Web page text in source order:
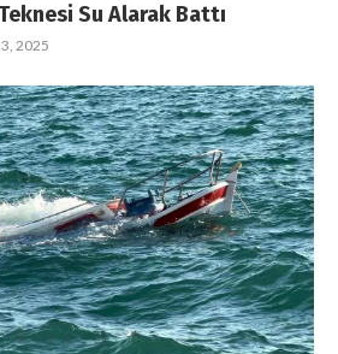
Su Alarak Battı
2025